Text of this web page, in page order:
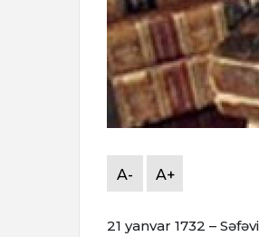
A- A+
21 yanvar 1732 –